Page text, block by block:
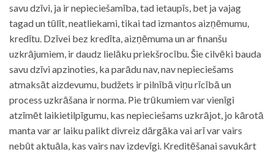
savu dzīvi, ja ir nepieciešamība, tad ietaupīs, bet ja vajag
tagad un tūlīt, neatliekami, tikai tad izmantos aizņēmumu,
kredītu. Dzīvei bez kredīta, aizņēmuma un ar finanšu
uzkrājumiem, ir daudz lielāku priekšrocību. Šie cilvēki bauda
savu dzīvi apzinoties, ka parādu nav, nav nepieciešams
atmaksāt aizdevumu, budžets ir pilnībā viņu rīcībā un
process uzkrāšana ir norma. Pie trūkumiem var vienīgi
atzīmēt laikietilpīgumu, kas nepieciešams uzkrājot, jo kārotā
manta var ar laiku palikt divreiz dārgāka vai arī var vairs
nebūt aktuāla, kas vairs nav izdevīgi. Kreditēšanai savukārt